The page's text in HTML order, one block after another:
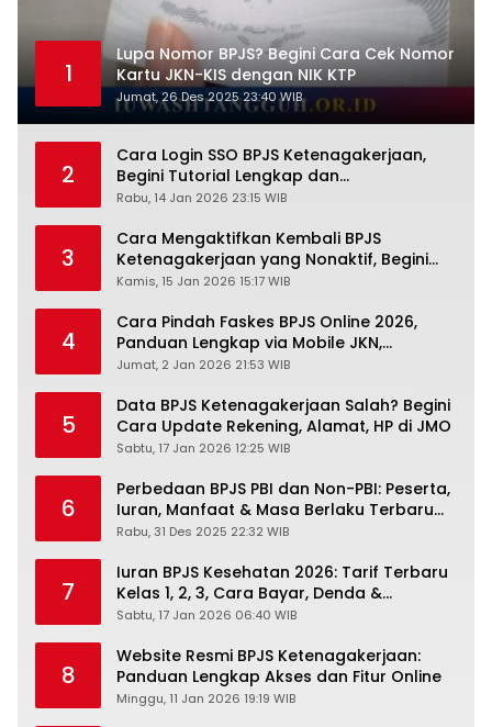
1
Lupa Nomor BPJS? Begini Cara Cek Nomor
Kartu JKN-KIS dengan NIK KTP
Jumat, 26 Des 2025 23:40 WIB
2
Cara Login SSO BPJS Ketenagakerjaan,
Begini Tutorial Lengkap dan
Pengertiannya
Rabu, 14 Jan 2026 23:15 WIB
3
Cara Mengaktifkan Kembali BPJS
Ketenagakerjaan yang Nonaktif, Begini
Panduan Lengkapnya
Kamis, 15 Jan 2026 15:17 WIB
4
Cara Pindah Faskes BPJS Online 2026,
Panduan Lengkap via Mobile JKN,
PANDAWA & Offiline Kantor Cabang
Jumat, 2 Jan 2026 21:53 WIB
5
Data BPJS Ketenagakerjaan Salah? Begini
Cara Update Rekening, Alamat, HP di JMO
Sabtu, 17 Jan 2026 12:25 WIB
6
Perbedaan BPJS PBI dan Non-PBI: Peserta,
Iuran, Manfaat & Masa Berlaku Terbaru
2026
Rabu, 31 Des 2025 22:32 WIB
7
Iuran BPJS Kesehatan 2026: Tarif Terbaru
Kelas 1, 2, 3, Cara Bayar, Denda &
Panduan Lengkap Peserta JKN-KIS
Sabtu, 17 Jan 2026 06:40 WIB
8
Website Resmi BPJS Ketenagakerjaan:
Panduan Lengkap Akses dan Fitur Online
Minggu, 11 Jan 2026 19:19 WIB